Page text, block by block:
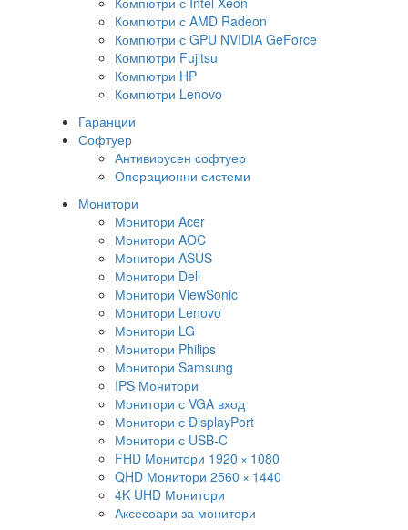
Компютри с AMD Radeon
Компютри с GPU NVIDIA GeForce
Компютри Fujitsu
Компютри HP
Компютри Lenovo
Гаранции
Софтуер
Антивирусен софтуер
Операционни системи
Монитори
Монитори Acer
Монитори AOC
Монитори ASUS
Монитори Dell
Монитори ViewSonic
Монитори Lenovo
Монитори LG
Монитори Philips
Монитори Samsung
IPS Монитори
Монитори с VGA вход
Монитори с DisplayPort
Монитори с USB-C
FHD Монитори 1920 × 1080
QHD Монитори 2560 × 1440
4K UHD Монитори
Аксесоари за монитори